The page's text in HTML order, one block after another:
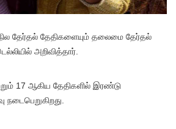
தேர்தல் தேதிகளையும் தலைமை தேர்தல்
அறிவித்தார்.
17 ஆகிய தேதிகளில் இரண்டு
நடைபெறுகிறது.